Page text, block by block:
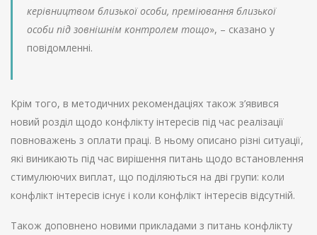
керівництвом близької особи, преміювання близької
особи під зовнішнім контролем тощо», – сказано у
повідомленні.
Крім того, в методичних рекомендаціях також з’явився
новий розділ щодо конфлікту інтересів під час реалізації
повноважень з оплати праці. В ньому описано різні ситуації,
які виникають під час вирішення питань щодо встановлення
стимулюючих виплат, що поділяються на дві групи: коли
конфлікт інтересів існує і коли конфлікт інтересів відсутній.
Також доповнено новими прикладами з питань конфлікту